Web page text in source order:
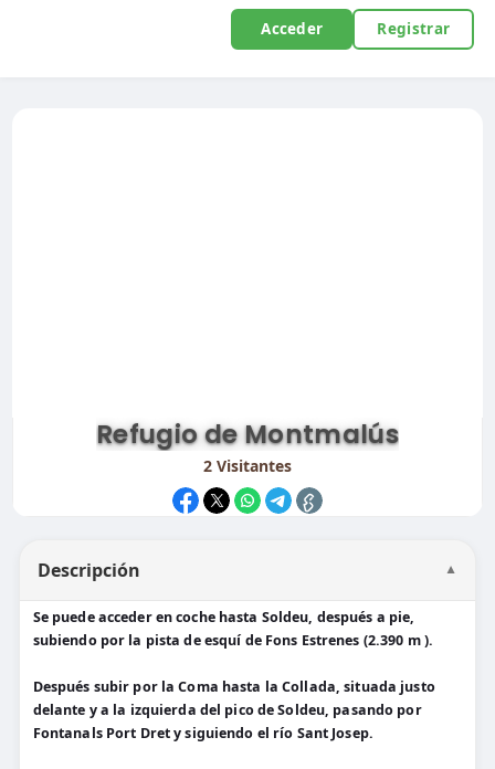
Acceder Registrar
Refugio de Montmalús
2Visitantes
Descripción ▼
Se puede acceder en coche hasta Soldeu, después a pie,
subiendo por la pista de esquí de Fons Estrenes (2.390 m ).
Después subir por la Coma hasta la Collada, situada justo
delante y a la izquierda del pico de Soldeu, pasando por
Fontanals Port Dret y siguiendo el río Sant Josep.